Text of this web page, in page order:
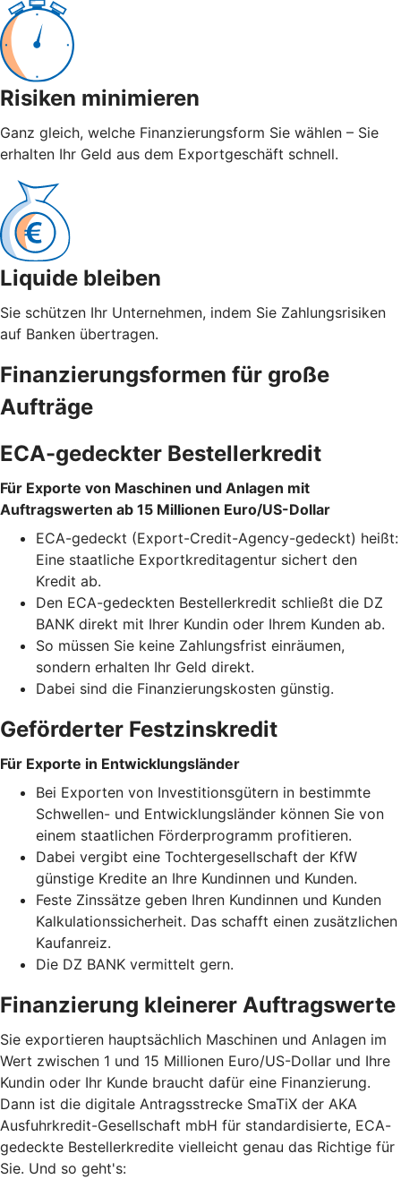
Risiken minimieren
Ganz gleich, welche Finanzierungsform Sie wählen – Sie
erhalten Ihr Geld aus dem Exportgeschäft schnell.
Liquide bleiben
Sie schützen Ihr Unternehmen, indem Sie Zahlungsrisiken
auf Banken übertragen.
Finanzierungsformen für große
Aufträge
ECA-gedeckter Bestellerkredit
Für Exporte von Maschinen und Anlagen mit
Auftragswerten ab 15 Millionen Euro/US-Dollar
ECA-gedeckt (Export-Credit-Agency-gedeckt) heißt:
Eine staatliche Exportkreditagentur sichert den
Kredit ab.
Den ECA-gedeckten Bestellerkredit schließt die DZ
BANK direkt mit Ihrer Kundin oder Ihrem Kunden ab.
So müssen Sie keine Zahlungsfrist einräumen,
sondern erhalten Ihr Geld direkt.
Dabei sind die Finanzierungskosten günstig.
Geförderter Festzinskredit
Für Exporte in Entwicklungsländer
Bei Exporten von Investitionsgütern in bestimmte
Schwellen- und Entwicklungsländer können Sie von
einem staatlichen Förderprogramm profitieren.
Dabei vergibt eine Tochtergesellschaft der KfW
günstige Kredite an Ihre Kundinnen und Kunden.
Feste Zinssätze geben Ihren Kundinnen und Kunden
Kalkulationssicherheit. Das schafft einen zusätzlichen
Kaufanreiz.
Die DZ BANK vermittelt gern.
Finanzierung kleinerer Auftragswerte
Sie exportieren hauptsächlich Maschinen und Anlagen im
Wert zwischen 1 und 15 Millionen Euro/US-Dollar und Ihre
Kundin oder Ihr Kunde braucht dafür eine Finanzierung.
Dann ist die digitale Antragsstrecke SmaTiX der AKA
Ausfuhrkredit-Gesellschaft mbH für standardisierte, ECA-
gedeckte Bestellerkredite vielleicht genau das Richtige für
Sie. Und so geht's: